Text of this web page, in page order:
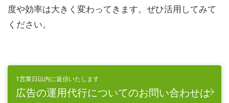
度や効率は大きく変わってきます。ぜひ活用してみて
ください。
1営業日以内に返信いたします
広告の運用代行についてのお問い合わせは